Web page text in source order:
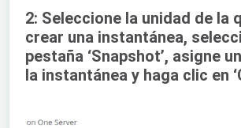
2: Seleccione la unidad de la
crear una instantánea,
pestaña ‘Snapshot’, asigne
la instantánea y haga clic en